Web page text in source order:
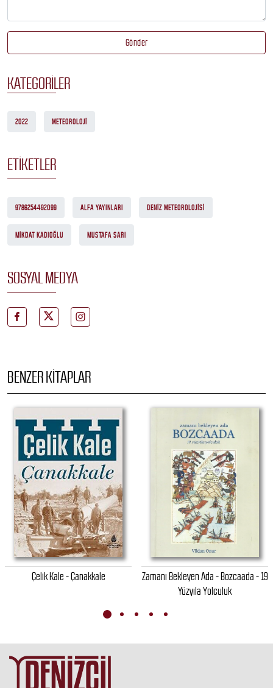
Gönder
KATEGORILER
2022 METEOROLOJI
ETIKETLER
9786254492099 ALFA YAYINLARI DENIZ METEOROLOJISI
MIKDAT KADIOĞLU MUSTAFA SARI
SOSYAL MEDYA
BENZER KITAPLAR
Çelik Kale - Çanakkale
Zamanı Bekleyen Ada - Bozcaada - 19
Yüzyıla Yolculuk